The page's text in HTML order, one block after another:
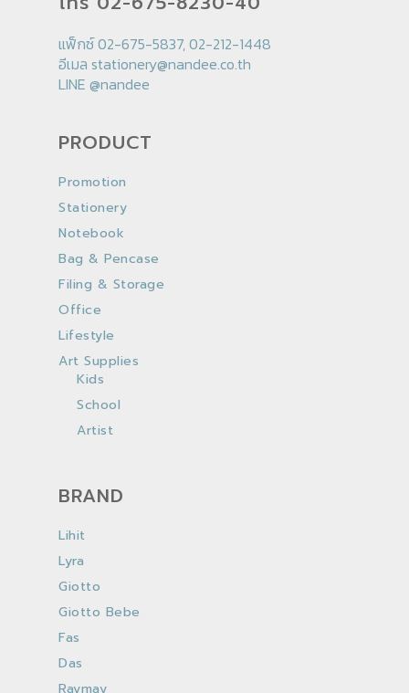
แฟ็กซ์ 02-675-5837, 02-212-1448
อีเมล stationery@nandee.co.th
LINE @nandee
PRODUCT
Promotion
Stationery
Notebook
Bag & Pencase
Filing & Storage
Office
Lifestyle
Art Supplies
Kids
School
Artist
BRAND
Lihit
Lyra
Giotto
Giotto Bebe
Fas
Das
Raymay